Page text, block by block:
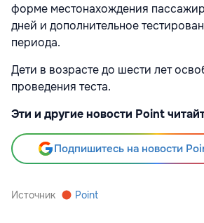
форме местонахождения
дней и дополнительное
периода.
Дети в возрасте до шести лет
проведения теста.
Эти и другие новости Point
Подпишитесь на новости
Источник Point